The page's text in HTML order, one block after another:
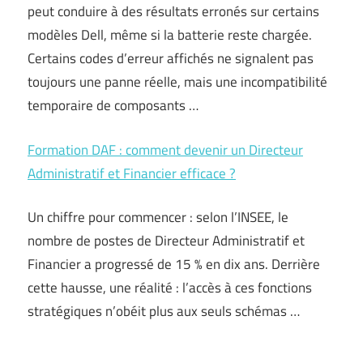
peut conduire à des résultats erronés sur certains
modèles Dell, même si la batterie reste chargée.
Certains codes d’erreur affichés ne signalent pas
toujours une panne réelle, mais une incompatibilité
temporaire de composants …
Formation DAF : comment devenir un Directeur
Administratif et Financier efficace ?
Un chiffre pour commencer : selon l’INSEE, le
nombre de postes de Directeur Administratif et
Financier a progressé de 15 % en dix ans. Derrière
cette hausse, une réalité : l’accès à ces fonctions
stratégiques n’obéit plus aux seuls schémas …